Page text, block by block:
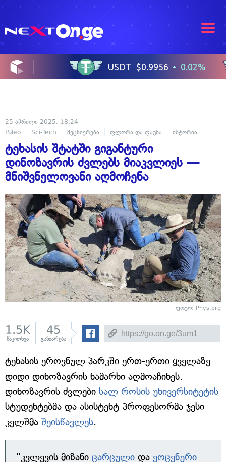
25 აპრილი 2025, 18:24
Paleo
Sci-Tech მეცნიერება ფლორა და ფაუნა ისტორია
ტეხასის შტატში გიგანტური
დინოზავრის ძვლებს მიაკვლიეს —
მნიშვნელოვანი აღმოჩენა
ფოტო: Phys.org
1.5K
წაკითხვა
45
გაზიარება
ტეხასის ეროვნულ პარკში ერთ-ერთი ყველაზე
დიდი დინოზავრის ნამარხი აღმოაჩინეს.
დინოზავრის ძვლები სალ როსის უნივერსიტეტის
სტუდენტებმა და ასისტენტ-პროფესორმა ჯესი
კელშმა შეისწავლეს.
"კვლევის მიზანი ცარცული და ეოცენური